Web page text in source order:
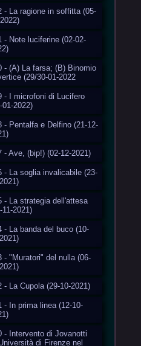
- La ragione in soffitta (05-
- Note luciferine (02-02-
- (A) La farsa; (B) Binomio
(29/30-01-2022
- I microfoni di Lucifero
01-2022)
- Pentalfa e Delfino (21-12-
- Ave, (bip!) (02-12-2021)
- La soglia invalicabile (23-
- La strategia dell'attesa
11-2021)
- La banda del buco (10-
- "Muratori" del nulla (06-
- La Cupola (29-10-2021)
- In prima linea (12-10-
- Intervento di Jovanotti
di Firenze nel